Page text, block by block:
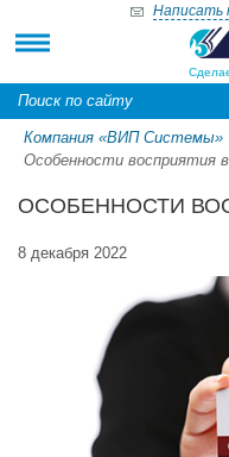
Написать
Компания «ВИП Системы»
Особенности восприятия
ОСОБЕННОСТИ
8 декабря 2022